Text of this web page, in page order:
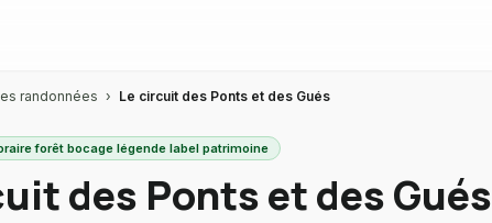
randonnées › Le circuit des Ponts et des Gués
forêt bocage légende label patrimoine
des Ponts et des Gués